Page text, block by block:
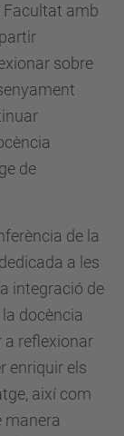
amb
sobre
de
de la
dedicada a les
integració de
docència
a reflexionar
enriquir els
així com
manera